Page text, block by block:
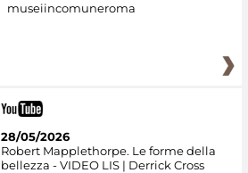
museiincomuneroma
28/05/2026
Robert Mapplethorpe. Le forme della
bellezza - VIDEO LIS | Derrick Cross